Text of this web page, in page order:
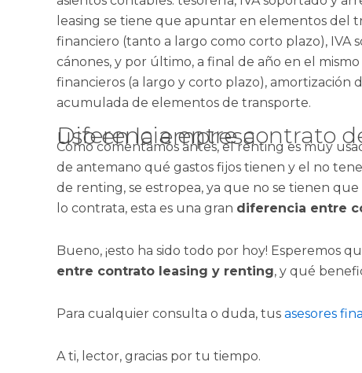
leasing se tiene que apuntar en elementos del
financiero (tanto a largo como corto plazo), IVA
cánones, y por último, a final de año en el
financieros (a largo y corto plazo), amortización
acumulada de elementos de transporte.
Diferencia entre contrato de leasing y renting y su uso en la empresa
Como comentamos antes, el renting es muy
de antemano qué gastos fijos tienen y el no
de renting, se estropea, ya que no se tienen
lo contrata, esta es una gran diferencia entre
Bueno, ¡esto ha sido todo por hoy! Esperemos
entre contrato leasing y renting, y qué
Para cualquier consulta o duda, tus asesores
A ti, lector, gracias por tu tiempo.